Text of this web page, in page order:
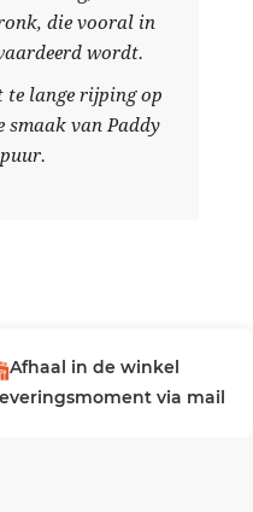
die vooral in
wordt.
te lange rijping op
smaak van Paddy
Afhaal in de winkel
via mail